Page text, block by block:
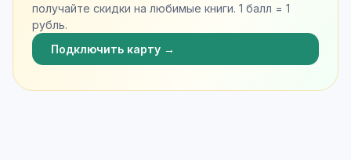
получайте скидки на любимые книги. 1 балл = 1
рубль.
Подключить карту →